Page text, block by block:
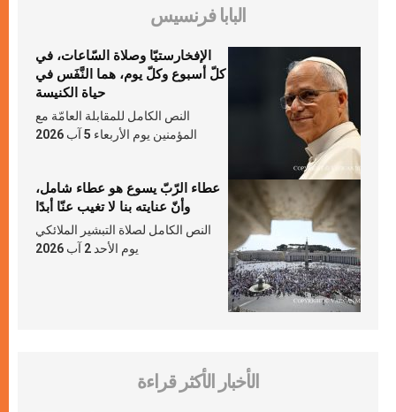
البابا فرنسيس
الإفخارستيّا وصلاة السّاعات، في
كلّ أسبوع وكلّ يوم، هما النَّفَس في
حياة الكنيسة
النص الكامل للمقابلة العامّة مع
المؤمنين يوم الأربعاء 5 آب 2026
عطاء الرّبّ يسوع هو عطاء شامل،
وأنّ عنايته بنا لا تغيب عنّا أبدًا
النص الكامل لصلاة التبشير الملائكي
يوم الأحد 2 آب 2026
الأخبار الأكثر قراءة